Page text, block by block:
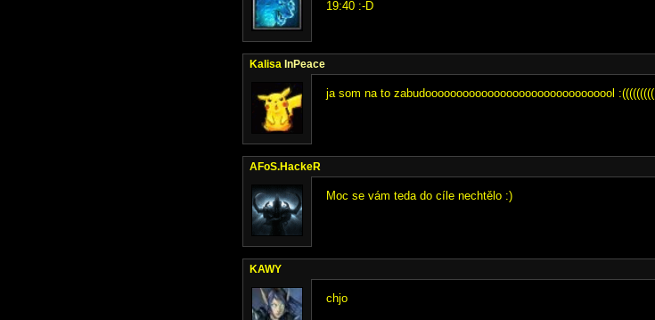
19:40 :-D
Kalisa InPeace
ja som na to zabudooooooooooooooooooooooooooooool :(((((((((
AFoS.HackeR
Moc se vám teda do cíle nechtělo :)
KAWY
chjo